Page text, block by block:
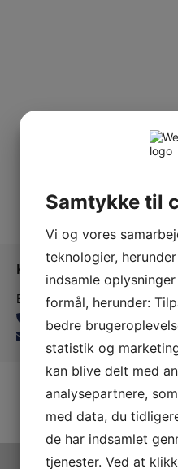
Kontakt os
Ballerup Linedance
24815139
Samtykke til
Vi og vores
teknologier,
indsamle
formål, herunder:
bedre
statistik og
kan blive delt med
analysepartnere,
med data, du
de har indsamlet
tjenester. Ved at